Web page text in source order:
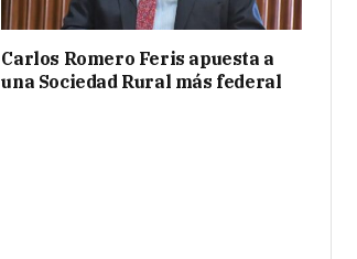
Carlos Romero Feris apuesta a
una Sociedad Rural más federal